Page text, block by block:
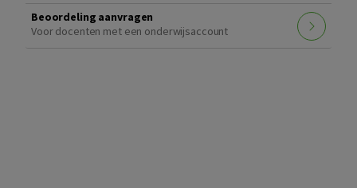
Beoordeling aanvragen
Voor docenten met een onderwijsaccount